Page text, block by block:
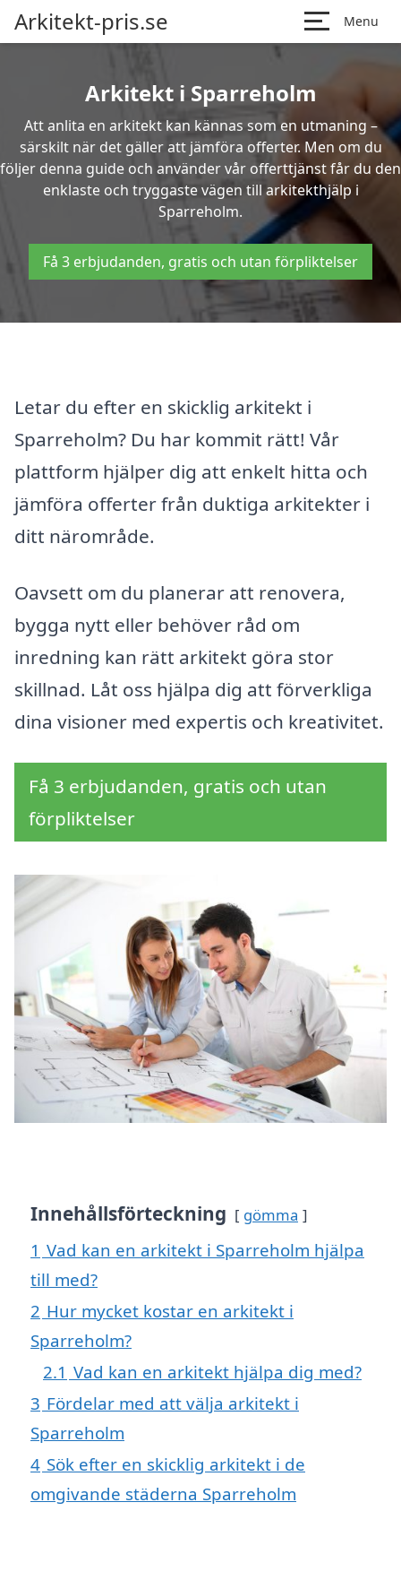
Arkitekt-pris.se Menu
Arkitekt i Sparreholm
Att anlita en arkitekt kan kännas som en utmaning –
särskilt när det gäller att jämföra offerter. Men om du
följer denna guide och använder vår offerttjänst får du den
enklaste och tryggaste vägen till arkitekthjälp i
Sparreholm.
Få 3 erbjudanden, gratis och utan förpliktelser
Letar du efter en skicklig arkitekt i
Sparreholm? Du har kommit rätt! Vår
plattform hjälper dig att enkelt hitta och
jämföra offerter från duktiga arkitekter i
ditt närområde.
Oavsett om du planerar att renovera,
bygga nytt eller behöver råd om
inredning kan rätt arkitekt göra stor
skillnad. Låt oss hjälpa dig att förverkliga
dina visioner med expertis och kreativitet.
Få 3 erbjudanden, gratis och utan
förpliktelser
Innehållsförteckning gömma
1 Vad kan en arkitekt i Sparreholm hjälpa
till med?
2 Hur mycket kostar en arkitekt i
Sparreholm?
2.1 Vad kan en arkitekt hjälpa dig med?
3 Fördelar med att välja arkitekt i
Sparreholm
4 Sök efter en skicklig arkitekt i de
omgivande städerna Sparreholm